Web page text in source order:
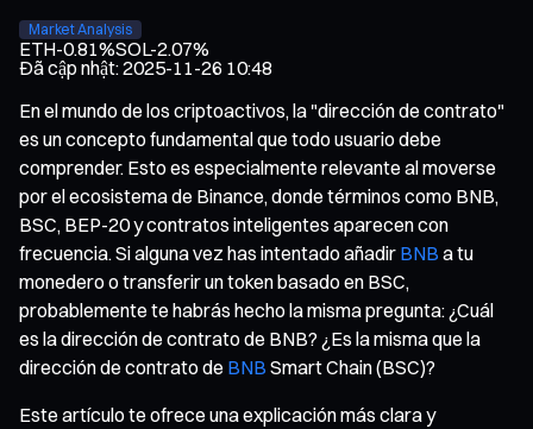
Market Analysis
ETH-0.81%SOL-2.07%
Đã cập nhật:2025-11-26 10:48
En el mundo de los criptoactivos, la "dirección de contrato"
es un concepto fundamental que todo usuario debe
comprender. Esto es especialmente relevante al moverse
por el ecosistema de Binance, donde términos como BNB,
BSC, BEP-20 y contratos inteligentes aparecen con
frecuencia. Si alguna vez has intentado añadir BNB a tu
monedero o transferir un token basado en BSC,
probablemente te habrás hecho la misma pregunta: ¿Cuál
es la dirección de contrato de BNB? ¿Es la misma que la
dirección de contrato de BNB Smart Chain (BSC)?
Este artículo te ofrece una explicación más clara y